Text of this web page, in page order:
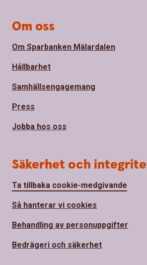
Om oss
Om Sparbanken Mälardalen
Hållbarhet
Samhällsengagemang
Press
Jobba hos oss
Säkerhet och
Ta tillbaka cookie-medgivande
Så hanterar vi cookies
Behandling av personuppgifter
Bedrägeri och säkerhet